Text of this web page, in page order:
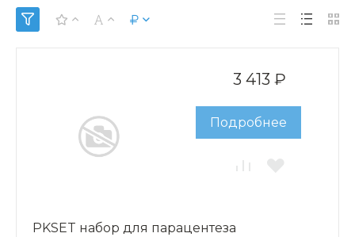
3 413 ₽
Подробнее
PKSET набор для парацентеза